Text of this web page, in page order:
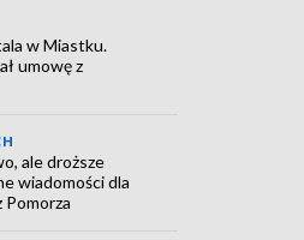
w Miastku.
umowę z
ale droższe
wiadomości dla